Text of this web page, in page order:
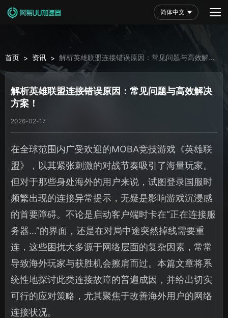
简体中文
首页 > 资讯 > 解析英雄联盟连接错误原因：常见问题与高效解决
方案！
解析英雄联盟连接错误原因：常见问题与高效解决
方案！
2026-02-17
在全球范围内广受欢迎的MOBA竞技游戏《英雄联
盟》，以其紧张刺激的对战节奏吸引了海量玩家。
但对于那些身处海外的用户来说，试图登录国服时
频繁出现的连接异常提示，无疑是影响游戏沉浸感
的首要障碍。不论是启动客户端时卡在“正在连接服
务器...”的界面，还是在对局中途突然掉线需要重
连，这些困扰大多源于网络层面的复杂因素，常常
导致海外玩家与获胜机会擦肩而过。本篇文章将系
统性地探讨此类连接故障的普遍成因，并给出切实
可行的应对策略，尤其聚焦于改善海外用户的网络
连接状况。